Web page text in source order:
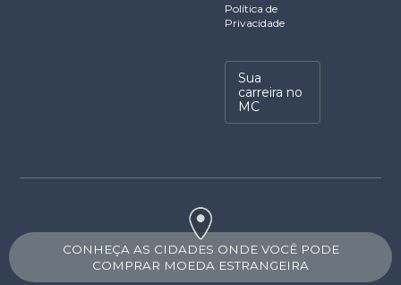
Política de
Privacidade
Sua
carreira no
MC
CONHEÇA AS CIDADES ONDE VOCÊ PODE
COMPRAR MOEDA ESTRANGEIRA